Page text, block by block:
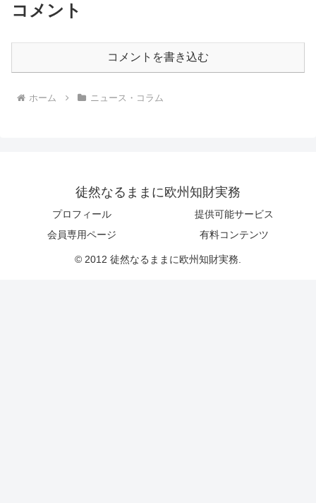
コメント
コメントを書き込む
ホーム ニュース・コラム
徒然なるままに欧州知財実務
プロフィール
提供可能サービス
会員専用ページ
有料コンテンツ
© 2012 徒然なるままに欧州知財実務.